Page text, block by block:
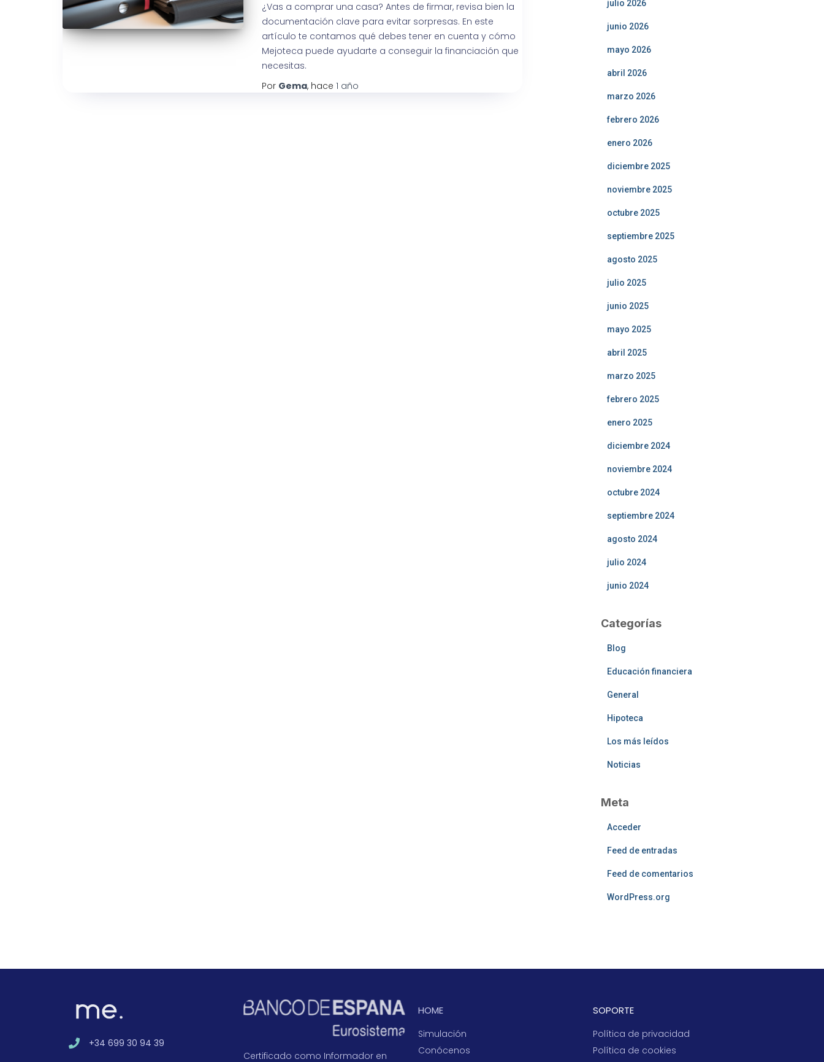
¿Vas a comprar una casa? Antes de firmar, revisa bien la
documentación clave para evitar sorpresas. En este
artículo te contamos qué debes tener en cuenta y cómo
Mejoteca puede ayudarte a conseguir la financiación que
necesitas.
Por Gema, hace 1 año
julio 2026
junio 2026
mayo 2026
abril 2026
marzo 2026
febrero 2026
enero 2026
diciembre 2025
noviembre 2025
octubre 2025
septiembre 2025
agosto 2025
julio 2025
junio 2025
mayo 2025
abril 2025
marzo 2025
febrero 2025
enero 2025
diciembre 2024
noviembre 2024
octubre 2024
septiembre 2024
agosto 2024
julio 2024
junio 2024
Categorías
Blog
Educación financiera
General
Hipoteca
Los más leídos
Noticias
Meta
Acceder
Feed de entradas
Feed de comentarios
WordPress.org
+34 699 30 94 39
Certificado como Informador en
HOME
Simulación
Conócenos
SOPORTE
Política de privacidad
Política de cookies